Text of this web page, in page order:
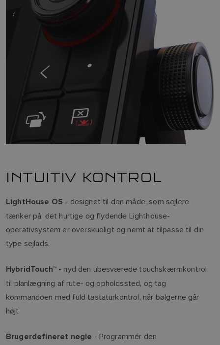
INTUITIV KONTROL
LightHouse OS - designet til den måde, som sejlere
tænker på, det hurtige og flydende Lighthouse-
operativsystem er overskueligt og nemt at tilpasse til din
type sejlads.
HybridTouch™- nyd den ubesværede touchskærmkontrol
til planlægning af rute- og opholdssted, og tag
kommandoen med fuld tastaturkontrol, når bølgerne går
højt
Brugerdefineret nøgle - Programmér den